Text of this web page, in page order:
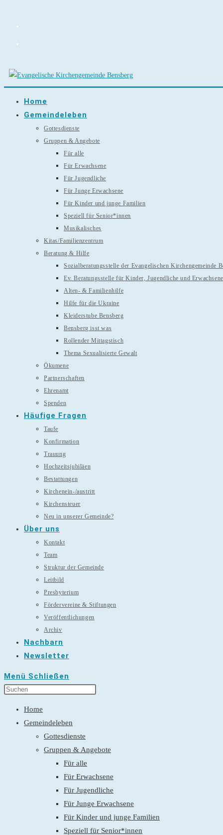
Home
Gemeindeleben
Gottesdienste
Gruppen & Angebote
Für alle
Für Erwachsene
Für Jugendliche
Für Junge Erwachsene
Für Kinder und junge Familien
Speziell für Senior*innen
Musikalisches
Kitas/Familienzentrum
Beratung & Hilfe
Sozialberatungsstelle der Evangelischen Kirchengemeinde
Ev. Beratungsstelle für Kinder, Jugendliche und Erwachsene
Alten- & Familienhilfe
Hilfe für die Ukraine
Kleiderstube Bensberg
Bensberg isst was
Rollender Mittagstisch
Thema Sexualisierte Gewalt
Ökumene
Partnerschaften
Ehrenamt
Spenden
Häufige Fragen
Taufe
Konfirmation
Trauung
Hochzeitsjubiläen
Bestattungen
Kirchenein-/austritt
Kirchensteuer
Neu in unserer Gemeinde?
Über uns
Kontakt
Team
Struktur der Gemeinde
Leitbild
Presbyterium
Fördervereine & Stiftungen
Veröffentlichungen
Archiv
Nachbarn
Newsletter
Menü Schließen
Home
Gemeindeleben
Gottesdienste
Gruppen & Angebote
Für alle
Für Erwachsene
Für Jugendliche
Für Junge Erwachsene
Für Kinder und junge Familien
Speziell für Senior*innen